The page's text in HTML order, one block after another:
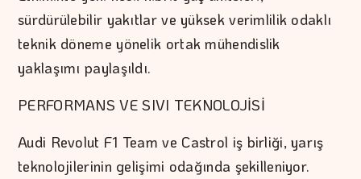
sürdürülebilir yakıtlar ve yüksek verimlilik odaklı
teknik döneme yönelik ortak mühendislik
yaklaşımı paylaşıldı.
PERFORMANS VE SIVI TEKNOLOJİSİ
Audi Revolut F1 Team ve Castrol iş birliği, yarış
teknolojilerinin gelişimi odağında şekilleniyor.